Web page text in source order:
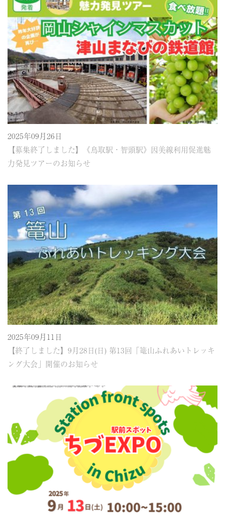
2025年09月26日
【募集終了しました】《鳥取駅・智頭駅》因美線利用促進魅
力発見ツアーのお知らせ
2025年09月11日
【終了しました】9月28日(日) 第13回「篭山ふれあいトレッキ
ング大会」開催のお知らせ